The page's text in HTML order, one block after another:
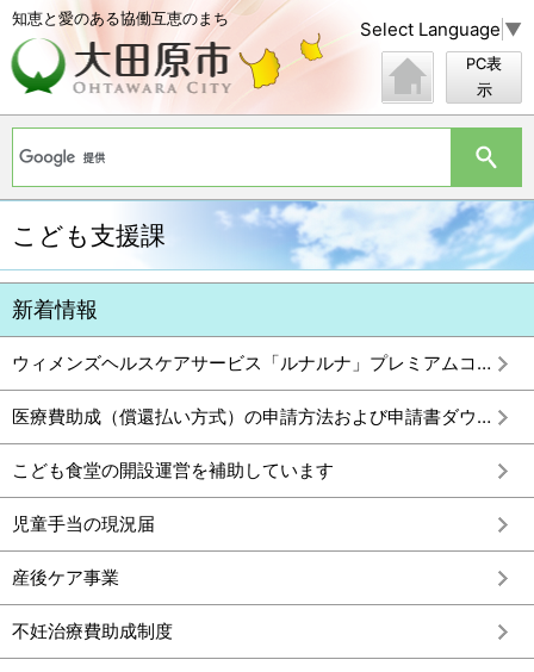
知恵と愛のある協働互恵のまち Select Language ▼
PC表
示
こども支援課
新着情報
ウィメンズヘルスケアサービス「ルナルナ」プレミアムコース無償提供のお知らせ
医療費助成（償還払い方式）の申請方法および申請書ダウンロード
こども食堂の開設運営を補助しています
児童手当の現況届
産後ケア事業
不妊治療費助成制度